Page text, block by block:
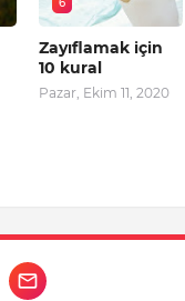
Zayıflamak için
10 kural
Pazar, Ekim 11, 2020